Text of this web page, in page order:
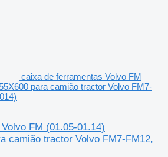
caixa de ferramentas Volvo FM
para camião tractor Volvo FM7-
FM (01.05-01.14)
camião tractor Volvo FM7-FM12,